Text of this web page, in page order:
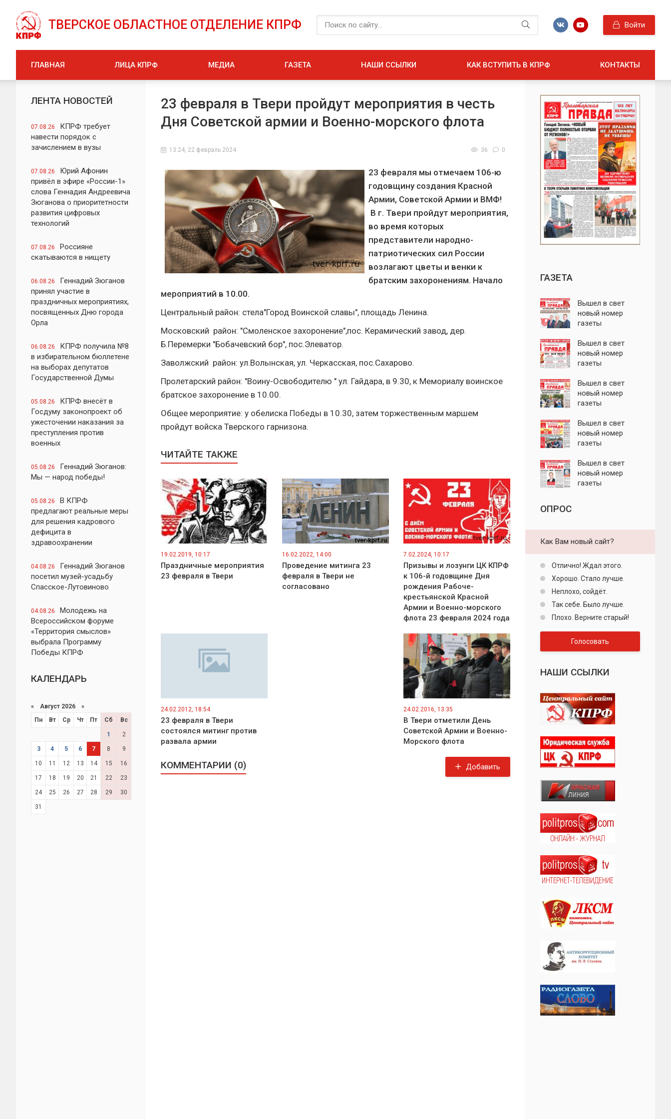
ТВЕРСКОЕ ОБЛАСТНОЕ ОТДЕЛЕНИЕ КПРФ Войти
ГЛАВНАЯ ЛИЦА КПРФ МЕДИА ГАЗЕТА НАШИ ССЫЛКИ КАК ВСТУПИТЬ В КПРФ КОНТАКТЫ
ЛЕНТА НОВОСТЕЙ
07.08.26
КПРФ требует
навести порядок с
зачислением в вузы
07.08.26
Юрий Афонин
привёл в эфире «России-1»
слова Геннадия Андреевича
Зюганова о приоритетности
развития цифровых
технологий
07.08.26
Россияне
скатываются в нищету
06.08.26
Геннадий Зюганов
принял участие в
праздничных мероприятиях,
посвященных Дню города
Орла
06.08.26
КПРФ получила №8
в избирательном бюллетене
на выборах депутатов
Государственной Думы
05.08.26
КПРФ внесёт в
Госдуму законопроект об
ужесточении наказания за
преступления против
военных
05.08.26
Геннадий Зюганов:
Мы — народ победы!
05.08.26
В КПРФ
предлагают реальные меры
для решения кадрового
дефицита в
здравоохранении
04.08.26
Геннадий Зюганов
посетил музей-усадьбу
Спасское-Лутовиново
04.08.26
Молодежь на
Всероссийском форуме
«Территория смыслов»
выбрала Программу
Победы КПРФ
КАЛЕНДАРЬ
« Август 2026 »
Пн
Вт Ср Чт Пт Сб Вс
1 2
3 4 5 6 7 8 9
10 11 12 13 14 15 16
17 18 19 20 21 22 23
24 25 26 27 28 29 30
31
23 февраля в Твери пройдут мероприятия в честь
Дня Советской армии и Военно-морского флота
13:24, 22 февраль 2024 36 0
23 февраля мы отмечаем 106-ю
годовщину создания Красной
Армии, Советской Армии и ВМФ!
В г. Твери пройдут мероприятия,
во время которых
представители народно-
патриотических сил России
возлагают цветы и венки к
братским захоронениям. Начало
мероприятий в 10.00.
Центральный район: стела"Город Воинской славы", площадь Ленина.
Московский район: "Смоленское захоронение",пос. Керамический завод, дер.
Б.Перемерки "Бобачевский бор", пос.Элеватор.
Заволжский район: ул.Волынская, ул. Черкасская, пос.Сахарово.
Пролетарский район: "Воину-Освободителю " ул. Гайдара, в 9.30, к Мемориалу воинское
братское захоронение в 10.00.
Общее мероприятие: у обелиска Победы в 10.30, затем торжественным маршем
пройдут войска Тверского гарнизона.
ЧИТАЙТЕ ТАКЖЕ
19.02.2019, 10:17
Праздничные мероприятия
23 февраля в Твери
16.02.2022, 14:00
Проведение митинга 23
февраля в Твери не
согласовано
7.02.2024, 10:17
Призывы и лозунги ЦК КПРФ
к 106-й годовщине Дня
рождения Рабоче-
крестьянской Красной
Армии и Военно-морского
флота 23 февраля 2024 года
24.02.2012, 18:54
23 февраля в Твери
состоялся митинг против
развала армии
24.02.2016, 13:35
В Твери отметили День
Советской Армии и Военно-
Морского флота
КОММЕНТАРИИ (0) Добавить
ГАЗЕТА
Вышел в свет
новый номер
газеты
правда"
Вышел в свет
новый номер
газеты
правда"
Вышел в свет
новый номер
газеты
правда"
Вышел в свет
новый номер
газеты
правда"
Вышел в свет
новый номер
газеты
ОПРОС
Как Вам новый сайт?
Отлично! Ждал этого.
Хорошо. Стало лучше.
Неплохо, сойдёт.
Так себе. Было лучше.
Плохо. Верните старый!
Голосовать
НАШИ ССЫЛКИ